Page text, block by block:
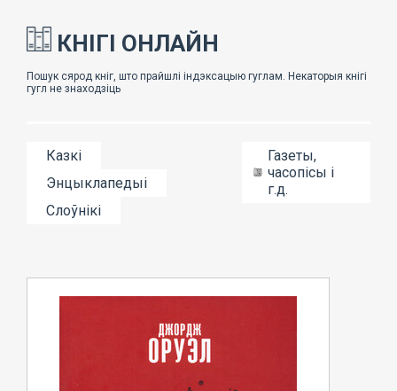
КНІГІ ОНЛАЙН
Казкі
Энцыклапедыі
Слоўнікі
Газеты,
часопісы і
г.д.